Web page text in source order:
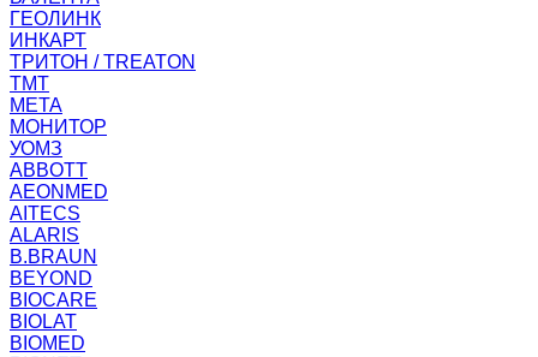
ГЕОЛИНК
ИНКАРТ
ТРИТОН / TREATON
ТМТ
МЕТА
МОНИТОР
УОМЗ
ABBOTT
AEONMED
AITECS
ALARIS
B.BRAUN
BEYOND
BIOCARE
BIOLAT
BIOMED